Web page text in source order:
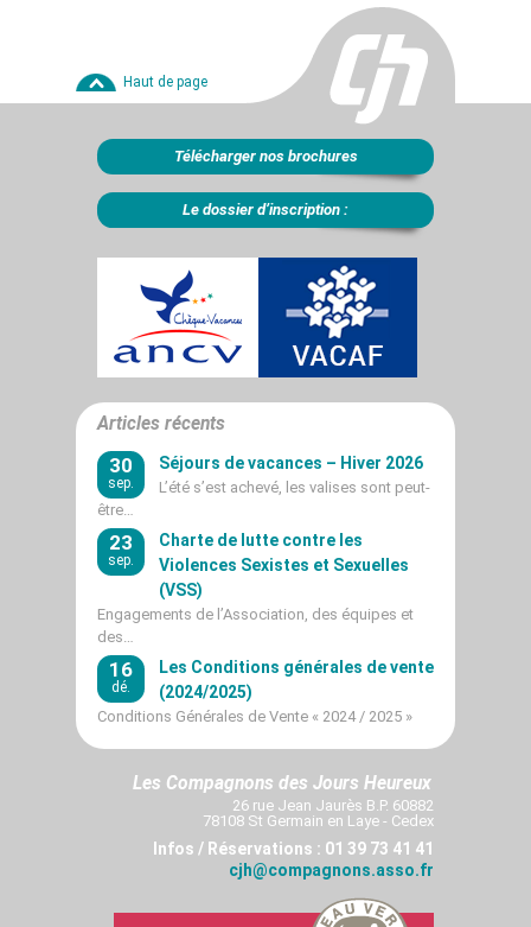
Haut de page
Télécharger nos brochures
Le dossier d’inscription :
Articles récents
30
sep.
Séjours de vacances – Hiver 2026
L’été s’est achevé, les valises sont peut-
être…
23
sep.
Charte de lutte contre les
Violences Sexistes et Sexuelles
(VSS)
Engagements de l’Association, des équipes et
des…
16
dé.
Les Conditions générales de vente
(2024/2025)
Conditions Générales de Vente « 2024 / 2025 »
Les Compagnons des Jours Heureux
26 rue Jean Jaurès B.P. 60882
78108 St Germain en Laye - Cedex
Infos / Réservations : 01 39 73 41 41
cjh@compagnons.asso.fr